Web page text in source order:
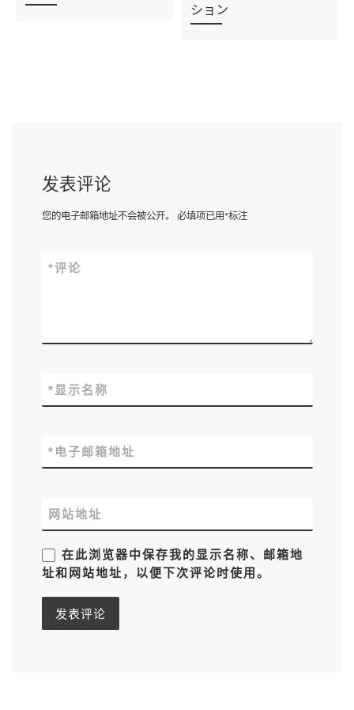
ション
发表评论
您的电子邮箱地址不会被公开。 必填项已用*标注
评论
*
显示名称
*
电子邮箱地址
*
网站地址
在此浏览器中保存我的显示名称、邮箱地
址和网站地址，以便下次评论时使用。